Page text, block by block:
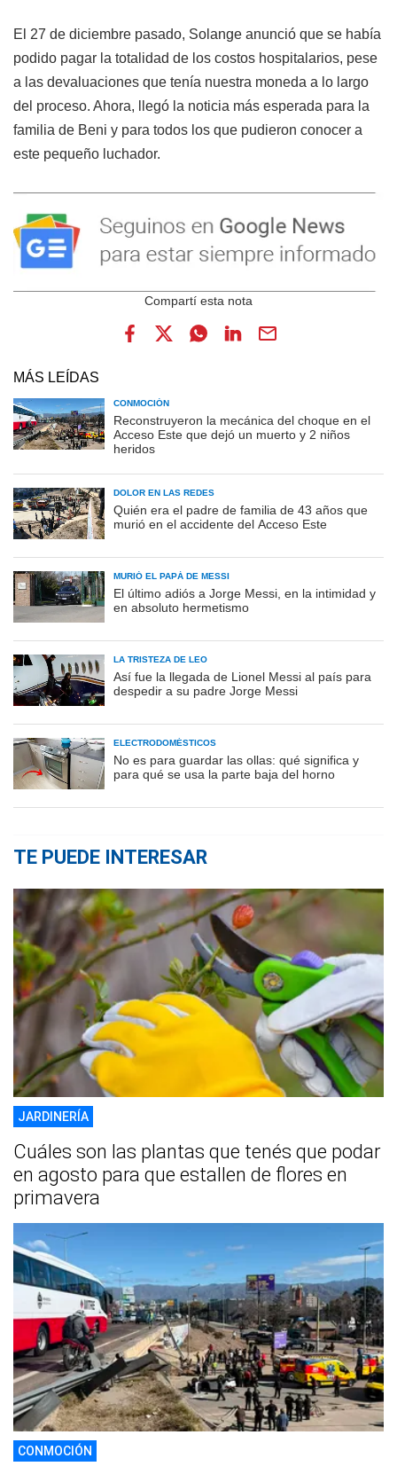
El 27 de diciembre pasado, Solange anunció que se había
podido pagar la totalidad de los costos hospitalarios, pese
a las devaluaciones que tenía nuestra moneda a lo largo
del proceso. Ahora, llegó la noticia más esperada para la
familia de Beni y para todos los que pudieron conocer a
este pequeño luchador.
MÁS LEÍDAS
CONMOCIÓN
Reconstruyeron la mecánica del choque en el
Acceso Este que dejó un muerto y 2 niños
heridos
DOLOR EN LAS REDES
Quién era el padre de familia de 43 años que
murió en el accidente del Acceso Este
MURIÓ EL PAPÁ DE MESSI
El último adiós a Jorge Messi, en la intimidad y
en absoluto hermetismo
LA TRISTEZA DE LEO
Así fue la llegada de Lionel Messi al país para
despedir a su padre Jorge Messi
ELECTRODOMÉSTICOS
No es para guardar las ollas: qué significa y
para qué se usa la parte baja del horno
TE PUEDE INTERESAR
JARDINERÍA
Cuáles son las plantas que tenés que podar
en agosto para que estallen de flores en
primavera
CONMOCIÓN